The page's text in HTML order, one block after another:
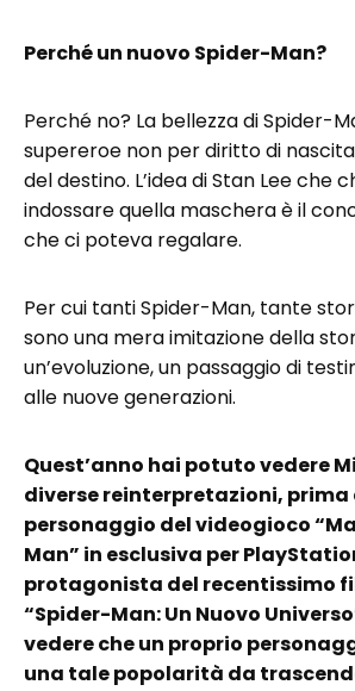
Perché un nuovo Spider-Man?
Perché no? La bellezza di Spider-
supereroe non per diritto di
del destino. L’idea di Stan Lee che
indossare quella maschera è il
che ci poteva regalare.
Per cui tanti Spider-Man, tante
sono una mera imitazione della
un’evoluzione, un passaggio di
alle nuove generazioni.
Quest’anno hai potuto vedere
diverse reinterpretazioni, prima
personaggio del videogioco
Man” in esclusiva per
protagonista del recentissimo
“Spider-Man: Un Nuovo
vedere che un proprio
una tale popolarità da